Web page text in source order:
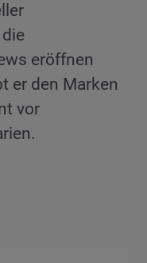
eröffnen
er den Marken
vor